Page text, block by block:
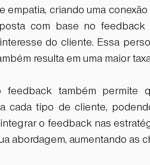
empatia, criando uma
com base no
do cliente. Essa
resulta em uma maior
feedback também permite
cada tipo de cliente,
o feedback nas
abordagem, aumentando as